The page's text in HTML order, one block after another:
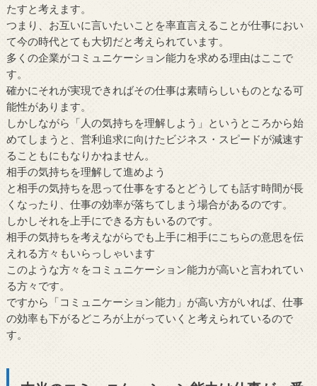
たすと考えます。
つまり、お互いに言いたいことを率直言えることが仕事におい
て今の時代とても大切だと考えられています。
多くの企業がコミュニケーション能力を求める理由はここで
す。
確かにそれが実現できればその仕事は素晴らしいものとなる可
能性があります。
しかしながら「人の気持ちを理解しよう」というところから始
めてしまうと、営利追求に向けたビジネス・スピードが減速す
ることもにもなりかねません。
相手の気持ちを理解して進めよう
と相手の気持ちを思って仕事をするとどうしても話す時間が長
くなったり、仕事の効率が落ちてしまう場合があるのです。
しかしそれを上手にできる方もいるのです。
相手の気持ちを考えながらでも上手に相手にこちらの意思を伝
えれる方々もいらっしゃいます
このような方々をコミュニケーション能力が高いと言われてい
る方々です。
ですから「コミュニケーション能力」が高い方がいれば、仕事
の効率も下がるどころが上がっていくと考えられているので
す。